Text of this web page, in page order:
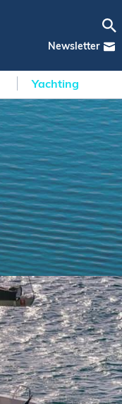
Newsletter
Yachting